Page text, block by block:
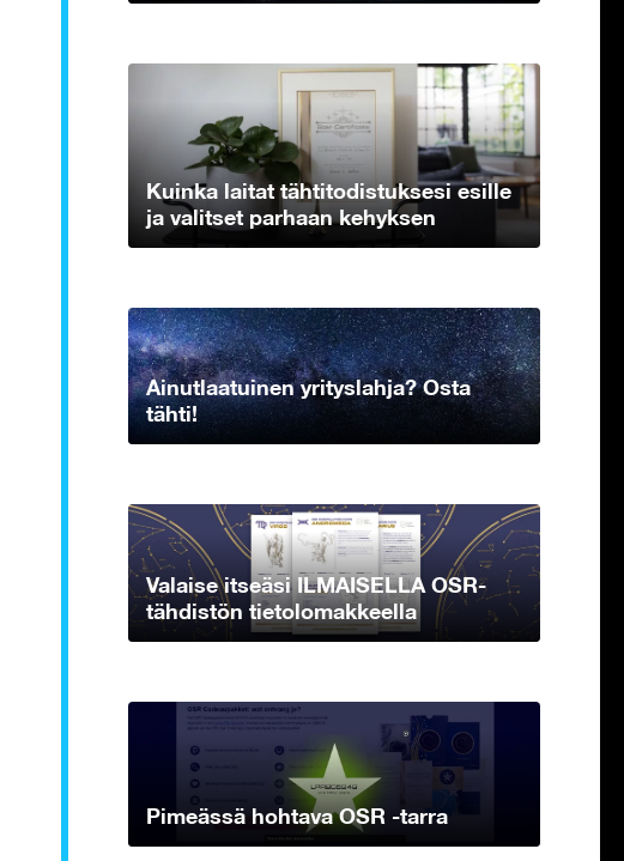
Kuinka laitat tähtitodistuksesi esille
ja valitset parhaan kehyksen
Ainutlaatuinen yrityslahja? Osta
tähti!
Valaise itseäsi ILMAISELLA OSR-
tähdistön tietolomakkeella
Pimeässä hohtava OSR -tarra